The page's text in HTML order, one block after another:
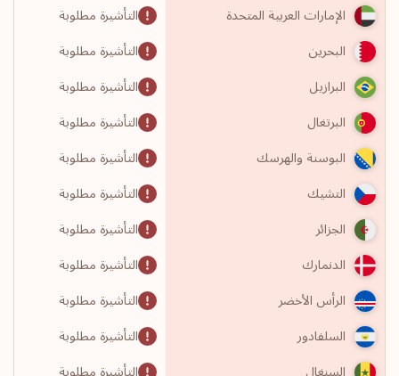
الإمارات العربية المتحدة
التأشيرة مطلوبة
البحرين
التأشيرة مطلوبة
البرازيل
التأشيرة مطلوبة
البرتغال
التأشيرة مطلوبة
البوسنة والهرسك
التأشيرة مطلوبة
التشيك
التأشيرة مطلوبة
الجزائر
التأشيرة مطلوبة
الدنمارك
التأشيرة مطلوبة
الرأس الأخضر
التأشيرة مطلوبة
السلفادور
التأشيرة مطلوبة